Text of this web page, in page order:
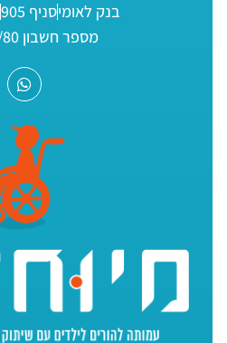
בנק לאומיסניף 905
מספר חשבון 161800/80